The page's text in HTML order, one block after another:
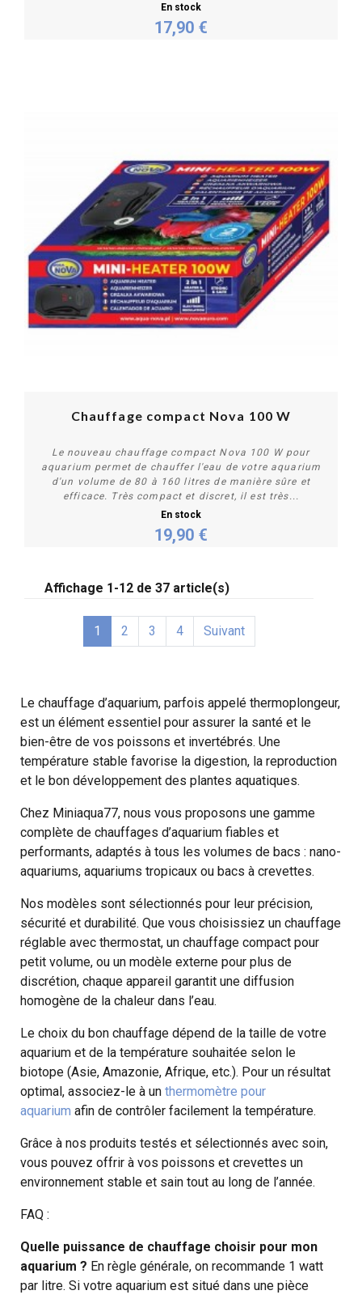
Acheter
En stock
17,90 €
Acheter
Chauffage compact Nova 100 W
Le nouveau chauffage compact Nova 100 W pour
aquarium permet de chauffer l'eau de votre aquarium
d'un volume de 80 à 160 litres de manière sûre et
efficace. Très compact et discret, il est très...
En stock
19,90 €
Affichage 1-12 de 37 article(s)
1 2 3 4 Suivant
Le chauffage d’aquarium, parfois appelé thermoplongeur,
est un élément essentiel pour assurer la santé et le
bien-être de vos poissons et invertébrés. Une
température stable favorise la digestion, la reproduction
et le bon développement des plantes aquatiques.
Chez Miniaqua77, nous vous proposons une gamme
complète de chauffages d’aquarium fiables et
performants, adaptés à tous les volumes de bacs : nano-
aquariums, aquariums tropicaux ou bacs à crevettes.
Nos modèles sont sélectionnés pour leur précision,
sécurité et durabilité. Que vous choisissiez un chauffage
réglable avec thermostat, un chauffage compact pour
petit volume, ou un modèle externe pour plus de
discrétion, chaque appareil garantit une diffusion
homogène de la chaleur dans l’eau.
Le choix du bon chauffage dépend de la taille de votre
aquarium et de la température souhaitée selon le
biotope (Asie, Amazonie, Afrique, etc.). Pour un résultat
optimal, associez-le à un thermomètre pour
aquarium afin de contrôler facilement la température.
Grâce à nos produits testés et sélectionnés avec soin,
vous pouvez offrir à vos poissons et crevettes un
environnement stable et sain tout au long de l’année.
FAQ :
Quelle puissance de chauffage choisir pour mon
aquarium ? En règle générale, on recommande 1 watt
par litre. Si votre aquarium est situé dans une pièce